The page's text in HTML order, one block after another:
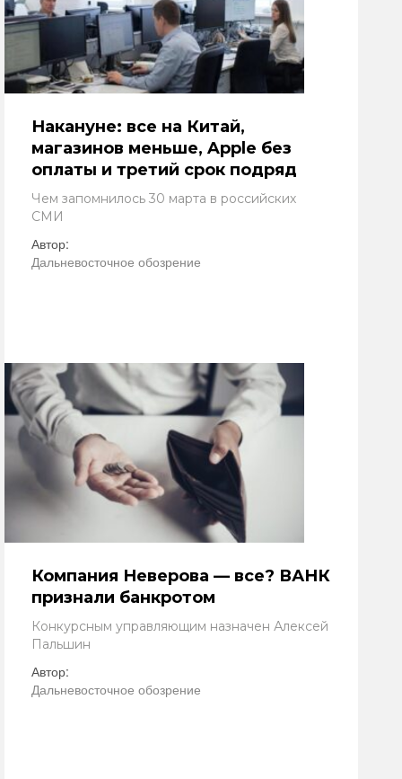
Накануне: все на Китай,
магазинов меньше, Apple без
оплаты и третий срок подряд
Чем запомнилось 30 марта в российских
СМИ
Автор:
Дальневосточное обозрение
Компания Неверова — все? ВАНК
признали банкротом
Конкурсным управляющим назначен Алексей
Пальшин
Автор:
Дальневосточное обозрение